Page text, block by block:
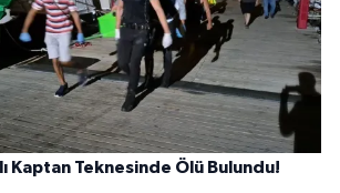
Kaptan Teknesinde Ölü Bulundu!